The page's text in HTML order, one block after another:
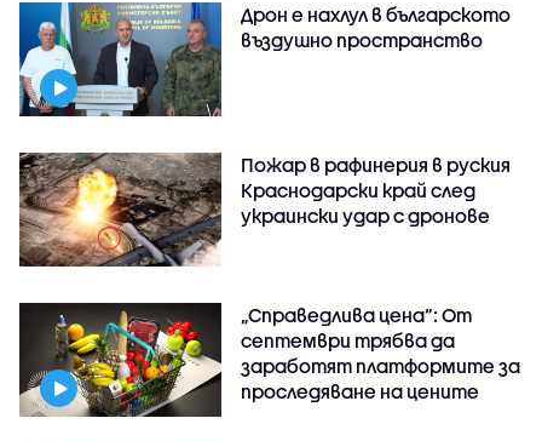
Дрон е нахлул в българското
въздушно пространство
Пожар в рафинерия в руския
Краснодарски край след
украински удар с дронове
„Справедлива цена“: От
септември трябва да
заработят платформите за
проследяване на цените